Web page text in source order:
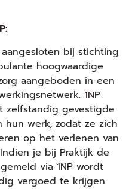
bij stichting
hoogwaardige
aangeboden in een
1NP
zelfstandig gevestigde
werk, zodat ze zich
op het verlenen van
je bij Praktijk de
via 1NP wordt
vergoed te krijgen.